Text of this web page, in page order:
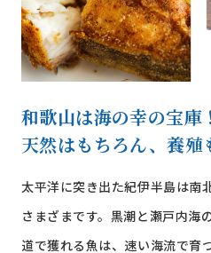
和歌山は海の幸の宝庫！
天然はもちろん、養殖
太平洋に突き出た紀伊半島は南
さまざまです。黒潮と瀬戸内海
道で獲れる魚は、速い海流で育